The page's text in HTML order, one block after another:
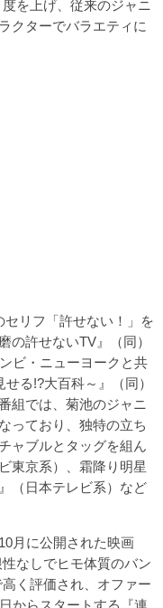
を上げ、従来のジャニ
クターでバラエティに
リフ「許せない！」を
の許せないTV』（同）
ビ・ニューヨークと共
る!?大百科～』（同）
組では、菊池のジャニ
っており、独特の立ち
ャブルとタッグを組ん
東京系）、霜降り明星
（日本テレビ系）など
月に公開された映画
性なしでヒモ体質のバン
く評価され、オファー
からスタートする『連